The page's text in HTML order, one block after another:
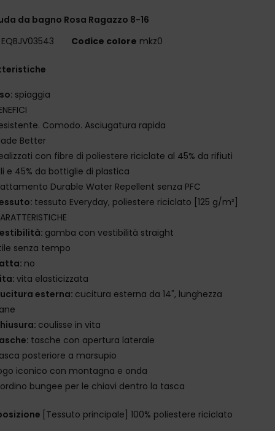
da bagno Rosa Ragazzo 8-16
EQBJV03543 Codice colore mkz0
spiaggia
Comodo. Asciugatura rapida
Better
con fibre di poliestere riciclate al 45% da rifiuti
e 45% da bottiglie di plastica
Durable Water Repellent senza PFC
tessuto Everyday, poliestere riciclato [125 g/m²]
gamba con vestibilità straight
senza tempo
no
vita elasticizzata
esterna: cucitura esterna da 14", lunghezza
coulisse in vita
tasche con apertura laterale
posteriore a marsupio
iconico con montagna e onda
bungee per le chiavi dentro la tasca
[Tessuto principale] 100% poliestere riciclato